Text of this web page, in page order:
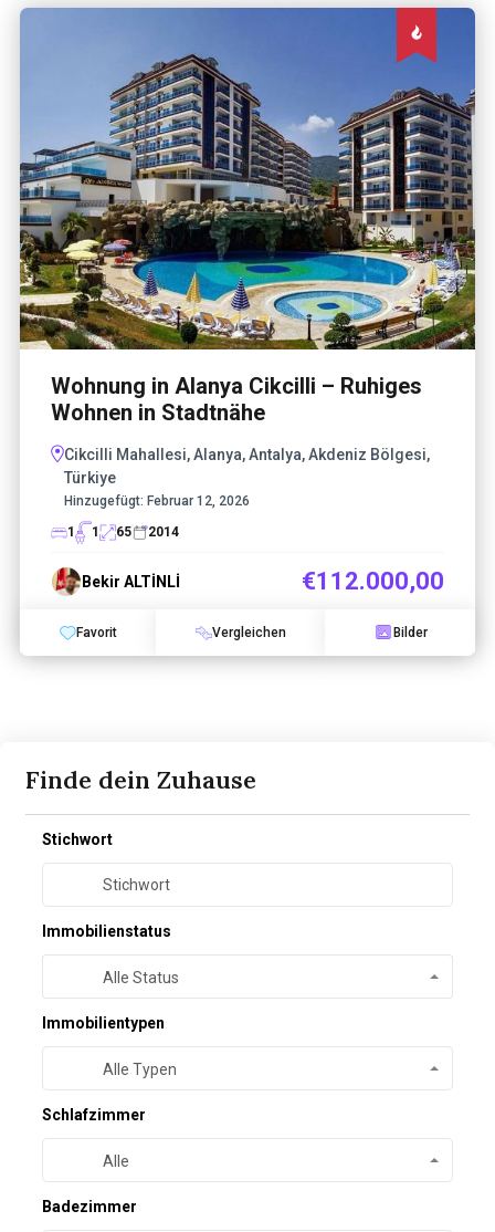
Wohnung in Alanya Cikcilli – Ruhiges
Wohnen in Stadtnähe
Cikcilli Mahallesi, Alanya, Antalya, Akdeniz Bölgesi,
Türkiye
Hinzugefügt: Februar 12, 2026
1
1 65 2014
Bekir ALTİNLİ €112.000,00
Favorit Vergleichen Bilder
Finde dein Zuhause
Stichwort
Immobilienstatus
Alle Status
Immobilientypen
Alle Typen
Schlafzimmer
Alle
Badezimmer